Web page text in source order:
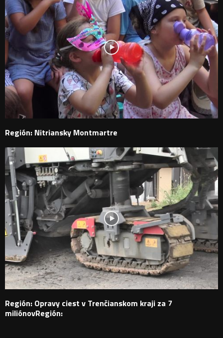
Región: Nitriansky Montmartre
Región: Opravy ciest v Trenčianskom kraji za 7
miliónovRegión: